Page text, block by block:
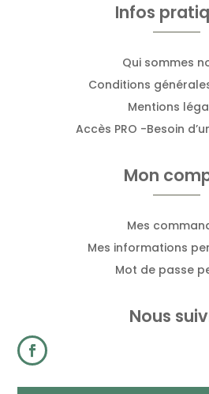
Infos
Qui sommes
Conditions
Mentions
Accès PRO -Besoin
Mon
Mes
Mes informations
Mot de passe
Nous